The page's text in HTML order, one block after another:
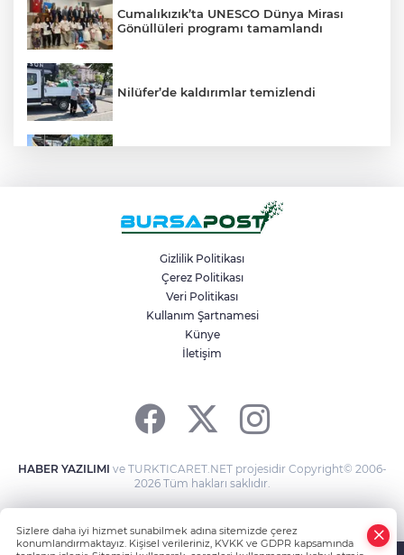
Cumalıkızık’ta UNESCO Dünya Mirası
Gönüllüleri programı tamamlandı
Nilüfer’de kaldırımlar temizlendi
BUÜ’nün laboratuvarları tam kapasite ile
Uludağ’da aç kalan ayı çöpten yemek
aradı
Gizlilik Politikası
Çerez Politikası
Veri Politikası
Kullanım Şartnamesi
Künye
İletişim
HABER YAZILIMI ve TURKTICARET.NET projesidir Copyright© 2006-
2026 Tüm hakları saklıdır.
Sizlere daha iyi hizmet sunabilmek adına sitemizde çerez
konumlandırmaktayız. Kişisel verileriniz, KVKK ve GDPR kapsamında